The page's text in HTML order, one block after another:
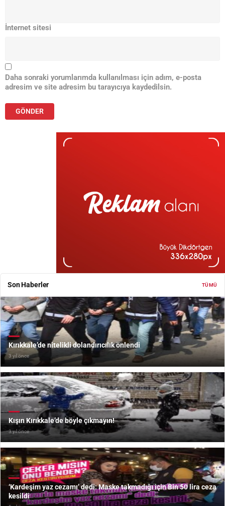
İnternet sitesi
Daha sonraki yorumlarımda kullanılması için adım, e-posta
adresim ve site adresim bu tarayıcıya kaydedilsin.
Son Haberler TÜMÜ
Kırıkkale’de nitelikli dolandırıcılık önlendi
3 yıl önce
Kışın Kırıkkale’de böyle çıkmayın!
3 yıl önce
‘Kardeşim yaz cezamı’ dedi: Maske takmadığı için Bin 50 lira ceza
kesildi